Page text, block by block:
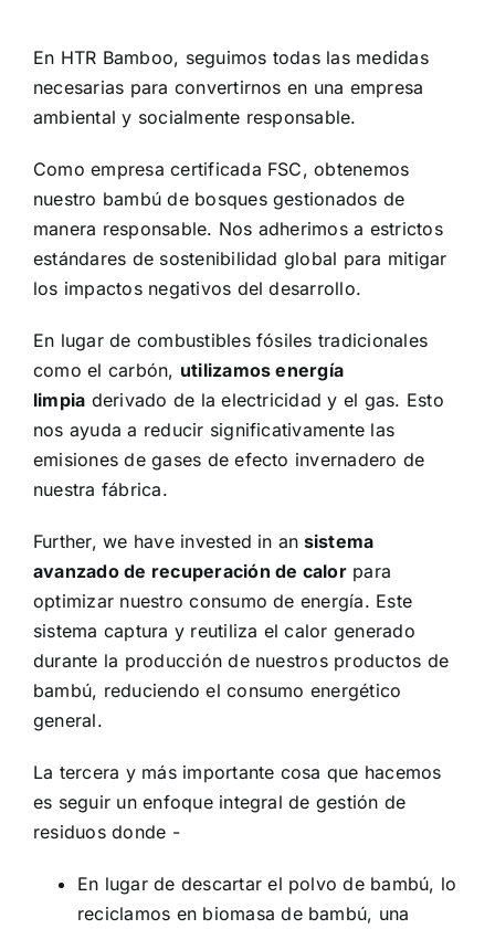
En HTR Bamboo, seguimos todas las medidas
necesarias para convertirnos en una empresa
ambiental y socialmente responsable.
Como empresa certificada FSC, obtenemos
nuestro bambú de bosques gestionados de
manera responsable. Nos adherimos a estrictos
estándares de sostenibilidad global para mitigar
los impactos negativos del desarrollo.
En lugar de combustibles fósiles tradicionales
como el carbón, utilizamos energía
limpia derivado de la electricidad y el gas. Esto
nos ayuda a reducir significativamente las
emisiones de gases de efecto invernadero de
nuestra fábrica.
Further, we have invested in an sistema
avanzado de recuperación de calorpara
optimizar nuestro consumo de energía. Este
sistema captura y reutiliza el calor generado
durante la producción de nuestros productos de
bambú, reduciendo el consumo energético
general.
La tercera y más importante cosa que hacemos
es seguir un enfoque integral de gestión de
residuos donde -
En lugar de descartar el polvo de bambú, lo
reciclamos en biomasa de bambú, una